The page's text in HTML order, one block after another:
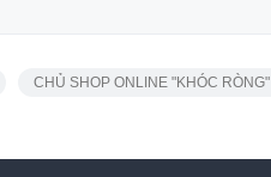
CHỦ SHOP ONLINE "KHÓC RÒNG"